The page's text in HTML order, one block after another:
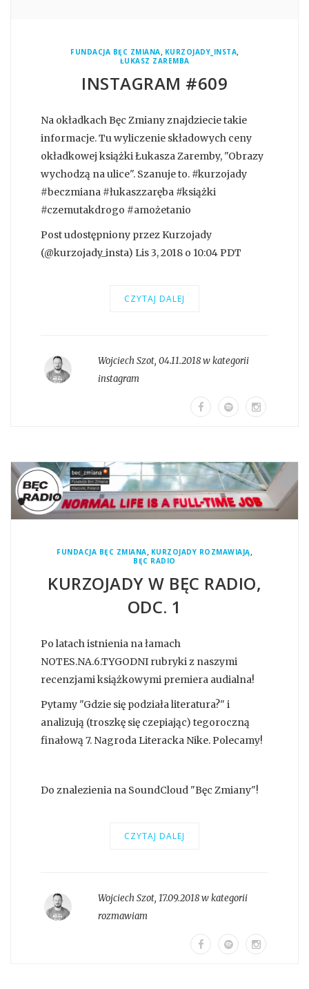
FUNDACJA BĘC ZMIANA, KURZOJADY_INSTA,
ŁUKASZ ZAREMBA
INSTAGRAM #609
Na okładkach Bęc Zmiany znajdziecie takie
informacje. Tu wyliczenie składowych ceny
okładkowej książki Łukasza Zaremby, "Obrazy
wychodzą na ulice". Szanuje to. #kurzojady
#beczmiana #łukaszzaręba #książki
#czemutakdrogo #amożetanio
Post udostępniony przez Kurzojady
(@kurzojady_insta) Lis 3, 2018 o 10:04 PDT
CZYTAJ DALEJ
Wojciech Szot, 04.11.2018 w kategorii
instagram
FUNDACJA BĘC ZMIANA, KURZOJADY ROZMAWIAJĄ,
BĘC RADIO
KURZOJADY W BĘC RADIO,
ODC. 1
Po latach istnienia na łamach
NOTES.NA.6.TYGODNI rubryki z naszymi
recenzjami książkowymi premiera audialna!
Pytamy "Gdzie się podziała literatura?" i
analizują (troszkę się czepiając) tegoroczną
finałową 7. Nagroda Literacka Nike. Polecamy!
Do znalezienia na SoundCloud "Bęc Zmiany"!
CZYTAJ DALEJ
Wojciech Szot, 17.09.2018 w kategorii
rozmawiam